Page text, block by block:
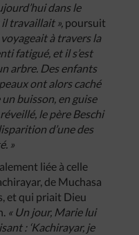
dans le
travaillait », poursuit
voyageait à travers la
fatigué, et il s’est
arbre. Des enfants
ont alors caché
buisson, en guise
le père Beschi
d’une des
»
liée à celle
de Muchasa
et qui priait Dieu
« Un jour, Marie lui
: ‘Kachirayar, je